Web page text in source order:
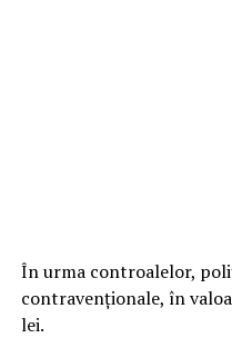
În urma controalelor,
contravenționale, în
lei.